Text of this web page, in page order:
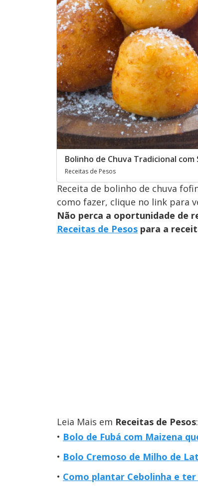
Bolinho de Chuva Tradicional com
Receitas de Pesos
Receita de bolinho de chuva
como fazer, clique no link para
Não perca a oportunidade de
Receitas de Pesos para a
Leia Mais em Receitas de Pesos:
Bolo de Fubá com Maizena
Bolo Cremoso de Milho de
Como plantar Cebolinha e